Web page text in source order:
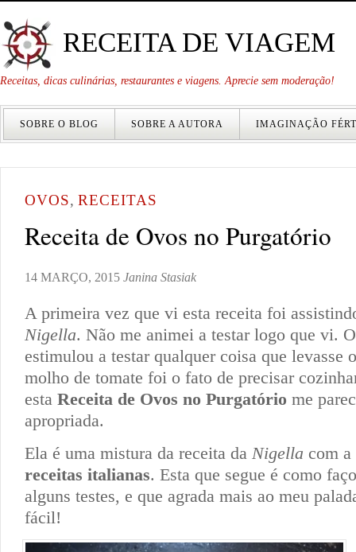
RECEITA DE VIAGEM
Receitas, dicas culinárias, restaurantes e viagens. Aprecie sem moderação!
SOBRE O BLOG SOBRE A AUTORA IMAGINAÇÃO
OVOS, RECEITAS
Receita de Ovos no Purgatório
14 MARÇO, 2015 Janina Stasiak
A primeira vez que vi esta receita foi
Nigella. Não me animei a testar logo que vi.
estimulou a testar qualquer coisa que levasse
molho de tomate foi o fato de precisar
esta Receita de Ovos no Purgatório me
apropriada.
Ela é uma mistura da receita da Nigella com
receitas italianas. Esta que segue é como
alguns testes, e que agrada mais ao meu
fácil!